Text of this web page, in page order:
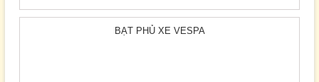
BẠT PHỦ XE VESPA